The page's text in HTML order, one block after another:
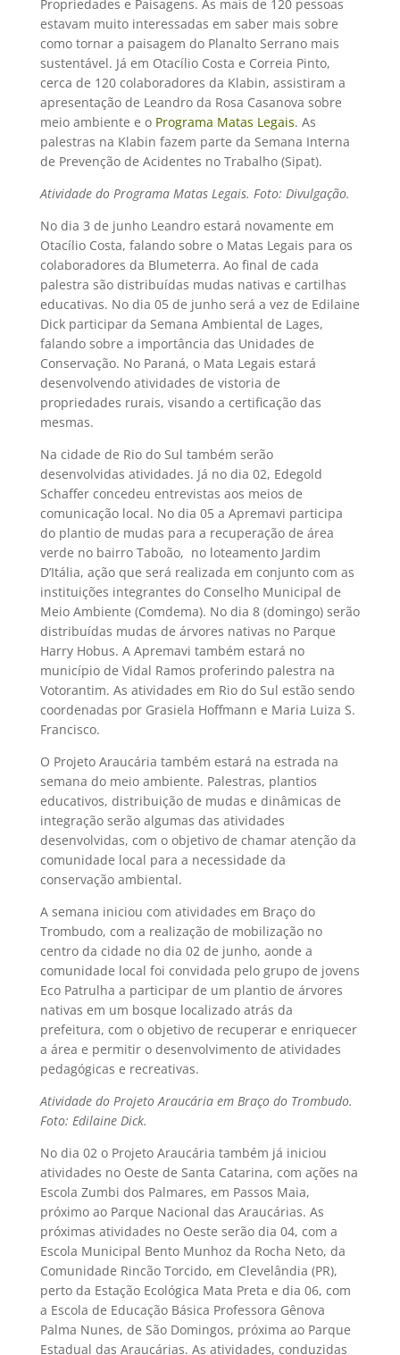
Propriedades e Paisagens. As mais de 120 pessoas
estavam muito interessadas em saber mais sobre
como tornar a paisagem do Planalto Serrano mais
sustentável. Já em Otacílio Costa e Correia Pinto,
cerca de 120 colaboradores da Klabin, assistiram a
apresentação de Leandro da Rosa Casanova sobre
meio ambiente e o Programa Matas Legais. As
palestras na Klabin fazem parte da Semana Interna
de Prevenção de Acidentes no Trabalho (Sipat).
Atividade do Programa Matas Legais. Foto: Divulgação.
No dia 3 de junho Leandro estará novamente em
Otacílio Costa, falando sobre o Matas Legais para os
colaboradores da Blumeterra. Ao final de cada
palestra são distribuídas mudas nativas e cartilhas
educativas. No dia 05 de junho será a vez de Edilaine
Dick participar da Semana Ambiental de Lages,
falando sobre a importância das Unidades de
Conservação. No Paraná, o Mata Legais estará
desenvolvendo atividades de vistoria de
propriedades rurais, visando a certificação das
mesmas.
Na cidade de Rio do Sul também serão
desenvolvidas atividades. Já no dia 02, Edegold
Schaffer concedeu entrevistas aos meios de
comunicação local. No dia 05 a Apremavi participa
do plantio de mudas para a recuperação de área
verde no bairro Taboão, no loteamento Jardim
D’Itália, ação que será realizada em conjunto com as
instituições integrantes do Conselho Municipal de
Meio Ambiente (Comdema). No dia 8 (domingo) serão
distribuídas mudas de árvores nativas no Parque
Harry Hobus. A Apremavi também estará no
município de Vidal Ramos proferindo palestra na
Votorantim. As atividades em Rio do Sul estão sendo
coordenadas por Grasiela Hoffmann e Maria Luiza S.
Francisco.
O Projeto Araucária também estará na estrada na
semana do meio ambiente. Palestras, plantios
educativos, distribuição de mudas e dinâmicas de
integração serão algumas das atividades
desenvolvidas, com o objetivo de chamar atenção da
comunidade local para a necessidade da
conservação ambiental.
A semana iniciou com atividades em Braço do
Trombudo, com a realização de mobilização no
centro da cidade no dia 02 de junho, aonde a
comunidade local foi convidada pelo grupo de jovens
Eco Patrulha a participar de um plantio de árvores
nativas em um bosque localizado atrás da
prefeitura, com o objetivo de recuperar e enriquecer
a área e permitir o desenvolvimento de atividades
pedagógicas e recreativas.
Atividade do Projeto Araucária em Braço do Trombudo.
Foto: Edilaine Dick.
No dia 02 o Projeto Araucária também já iniciou
atividades no Oeste de Santa Catarina, com ações na
Escola Zumbi dos Palmares, em Passos Maia,
próximo ao Parque Nacional das Araucárias. As
próximas atividades no Oeste serão dia 04, com a
Escola Municipal Bento Munhoz da Rocha Neto, da
Comunidade Rincão Torcido, em Clevelândia (PR),
perto da Estação Ecológica Mata Preta e dia 06, com
a Escola de Educação Básica Professora Gênova
Palma Nunes, de São Domingos, próxima ao Parque
Estadual das Araucárias. As atividades, conduzidas